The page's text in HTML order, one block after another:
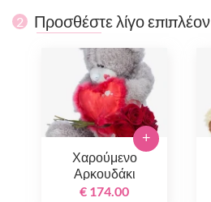
2 Προσθέστε λίγο επιπλέον
Χαρούμενο
Αρκουδάκι
€ 174.00
+